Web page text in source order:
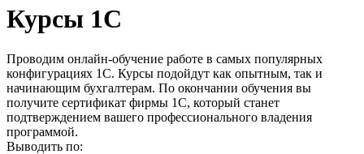
Курсы 1С
Проводим онлайн-обучение работе в самых популярных
конфигурациях 1С. Курсы подойдут как опытным, так и
начинающим бухгалтерам. По окончании обучения вы
получите сертификат фирмы 1С, который станет
подтверждением вашего профессионального владения
программой.
Выводить по: